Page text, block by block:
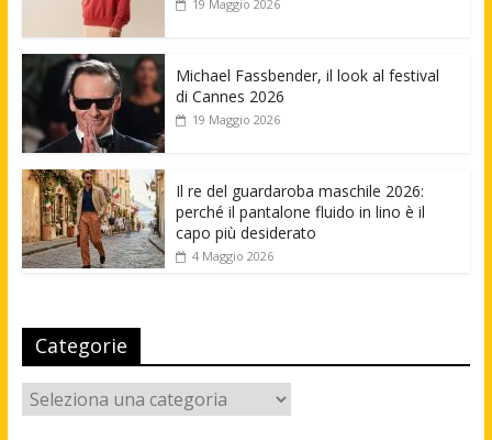
19 Maggio 2026
Michael Fassbender, il look al festival
di Cannes 2026
19 Maggio 2026
Il re del guardaroba maschile 2026:
perché il pantalone fluido in lino è il
capo più desiderato
4 Maggio 2026
Categorie
Categorie